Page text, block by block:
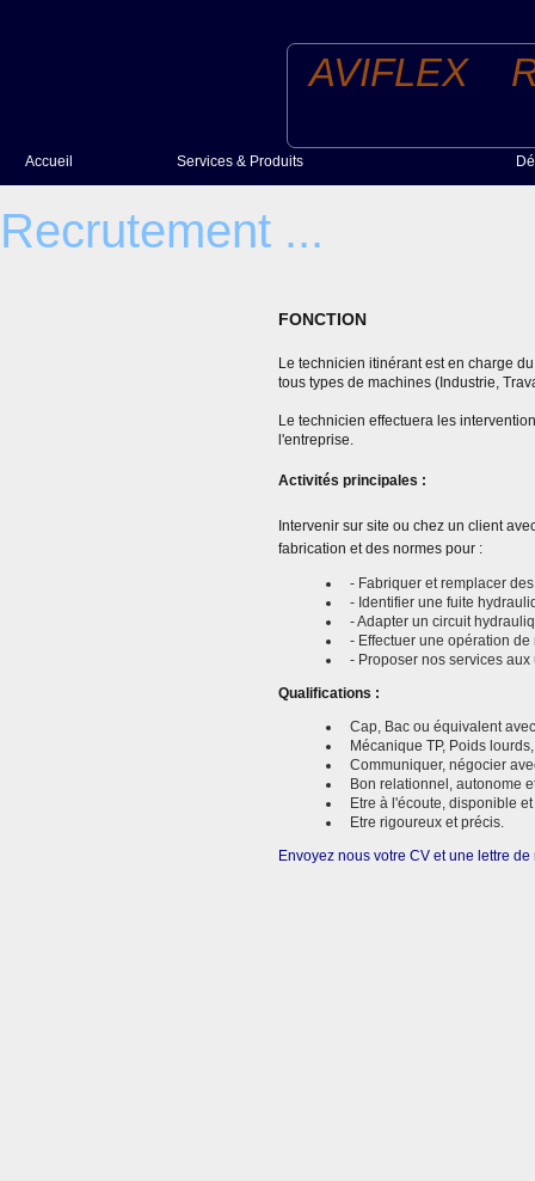
Recrutement ...
FONCTION
Le technicien itinérant est en charge
tous types de machines (Industrie,
Le technicien effectuera les
l'entreprise.
Activités principales :
Intervenir sur site ou chez un client
fabrication et des normes pour :
- Fabriquer et remplacer
- Identifier une fuite
- Adapter un circuit
- Effectuer une opération
- Proposer nos services
Qualifications :
Cap, Bac ou équivalent
Mécanique TP, Poids
Communiquer, négocier
Bon relationnel, autonome
Etre à l'écoute, disponible
Etre rigoureux et précis.
Envoyez nous votre CV et une lettre
Accueil Services & Produits
Services
AVIFLEX